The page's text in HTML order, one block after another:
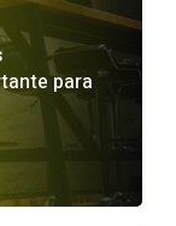
para